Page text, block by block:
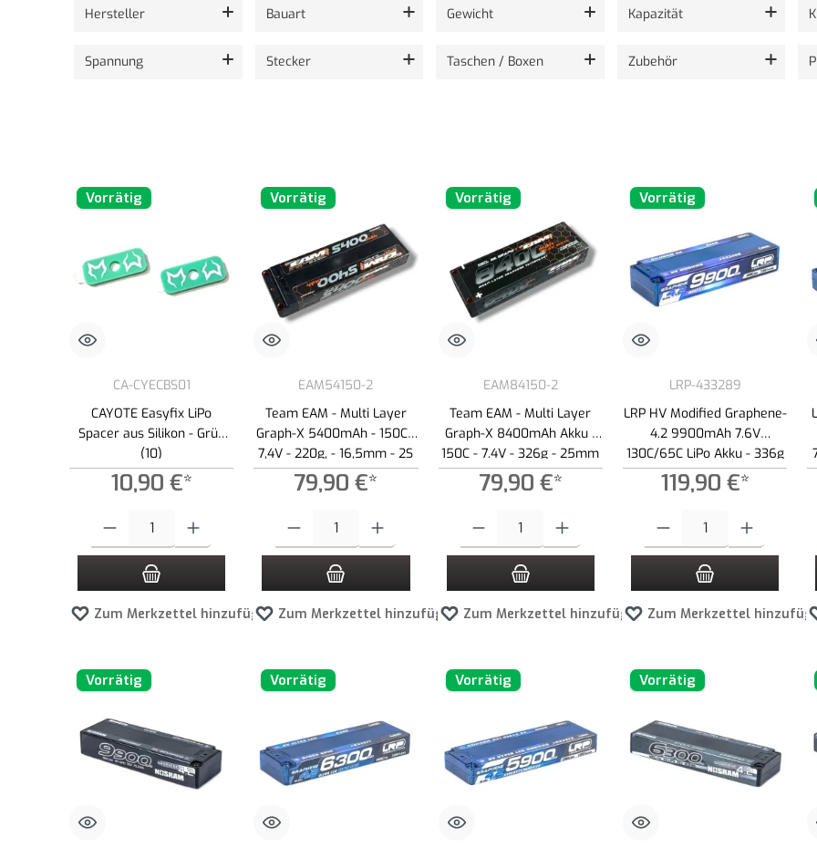
Hersteller Bauart Gewicht Kapazität
Spannung Stecker Taschen / Boxen Zubehör
Es werden 24 von 187 Produkten angezeigt.
Vorrätig
CA-CYECBS01
CAYOTE Easyfix LiPo
Spacer aus Silikon - Grün
(10)
10,90 €*
Zum Merkzettel hinzufügen
Vorrätig
EAM54150-2
Team EAM - Multi Layer
Graph-X 5400mAh - 150C -
7,4V - 220g, - 16,5mm - 2S
UUULCG LiPo
79,90 €*
Zum Merkzettel hinzufügen
Vorrätig
EAM84150-2
Team EAM - Multi Layer
Graph-X 8400mAh Akku -
150C - 7.4V - 326g - 25mm
- 2S LiPo
79,90 €*
Zum Merkzettel hinzufügen
Vorrätig
LRP-433289
LRP HV Modified Graphene-
4.2 9900mAh 7.6V
130C/65C LiPo Akku - 336g
119,90 €*
Zum Merkzettel
Vorrätig Vorrätig Vorrätig Vorrätig